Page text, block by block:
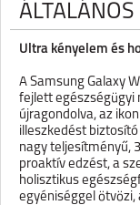
Ultra kényelem és
A Samsung Galaxy
fejlett egészségügyi
újragondolva, az
illeszkedést
nagy teljesítményű,
proaktív edzést, a
holisztikus
egyéniséggel ötvözi,